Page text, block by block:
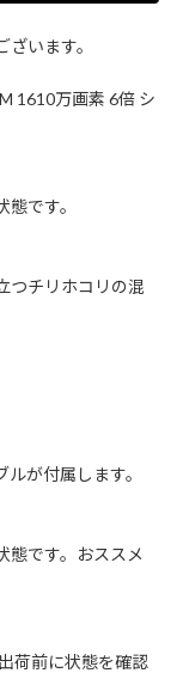
います。
1610万画素 6倍 シ
です。
つチリホコリの混
が付属します。
態です。おススメ
荷前に状態を確認